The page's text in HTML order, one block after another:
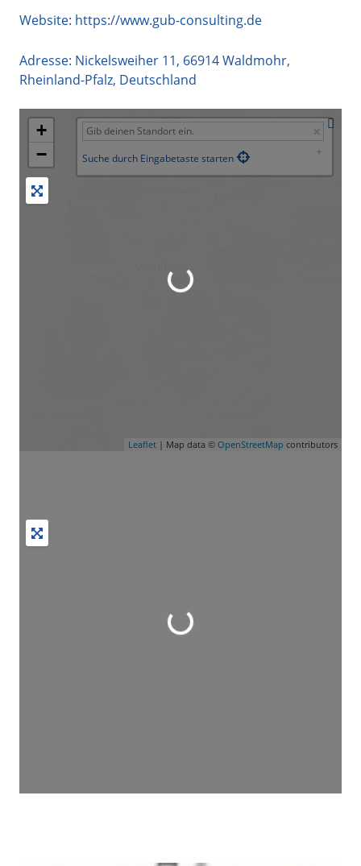
Website: https://www.gub-consulting.de
Adresse: Nickelsweiher 11, 66914Waldmohr,
Rheinland-Pfalz, Deutschland
+
−
Suche durch Eingabetaste starten
Leaflet | Map data © OpenStreetMap contributors
Wird geladen …